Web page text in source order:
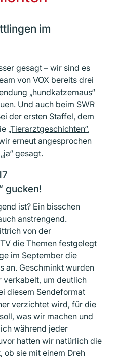
im
gesagt – wir sind es
von VOX bereits drei
„hundkatzemaus“
Und auch beim SWR
der ersten Staffel, dem
„Tierarztgeschichten“,
erneut angesprochen
gesagt.
gucken!
ist? Ein bisschen
anstrengend.
von der
die Themen festgelegt
im September die
an. Geschminkt wurden
um deutlich
diesem Sendeformat
verzichtet wird, für die
was wir machen und
während jeder
hatten wir natürlich die
ob sie mit einem Dreh